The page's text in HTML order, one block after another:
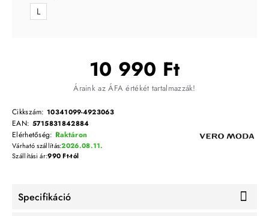
10 990 Ft
Áraink az ÁFA értékét tartalmazzák!
Cikkszám: 10341099-4923063
EAN: 5715831842884
Elérhetőség: Raktáron
Várható szállítás:2026.08.11.
Szállítási ár:990 Ft-tól
L
Specifikáció